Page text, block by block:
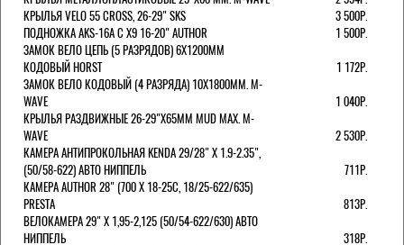
КРЫЛЬЯ VELO 55 CROSS, 26-29" SKS
3 500Р.
ПОДНОЖКА AKS-16A C X9 16-20" AUTHOR
1 500Р.
ЗАМОК ВЕЛО ЦЕПЬ (5 РАЗРЯДОВ) 6Х1200ММ
КОДОВЫЙ HORST
1 172Р.
ЗАМОК ВЕЛО КОДОВЫЙ (4 РАЗРЯДА) 10Х1800ММ. M-
WAVE
1 040Р.
КРЫЛЬЯ РАЗДВИЖНЫЕ 26-29"Х65ММ MUD MAX. M-
WAVE
2 530Р.
КАМЕРА АНТИПРОКОЛЬНАЯ KENDA 29/28" Х 1.9-2.35",
(50/58-622) АВТО НИППЕЛЬ
711Р.
КАМЕРА AUTHOR 28" (700 Х 18-25С, 18/25-622/635)
PRESTA
813Р.
ВЕЛОКАМЕРА 29" X 1,95-2,125 (50/54-622/630) АВТО
НИППЕЛЬ
318Р.